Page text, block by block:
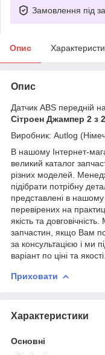
Замовлення під
Опис
Опис
Датчик ABS передній на
Сітроен Джампер 2 з
Виробник: Autlog
В нашому Інтернет-
великий каталог
різних моделей.
підібрати потрібну
представлені в нашому
перевірених на
якість та
запчастин, якщо Вам
за консультацією і ми
варіант по ціні та якості.
Приховати
Характеристики
Основні